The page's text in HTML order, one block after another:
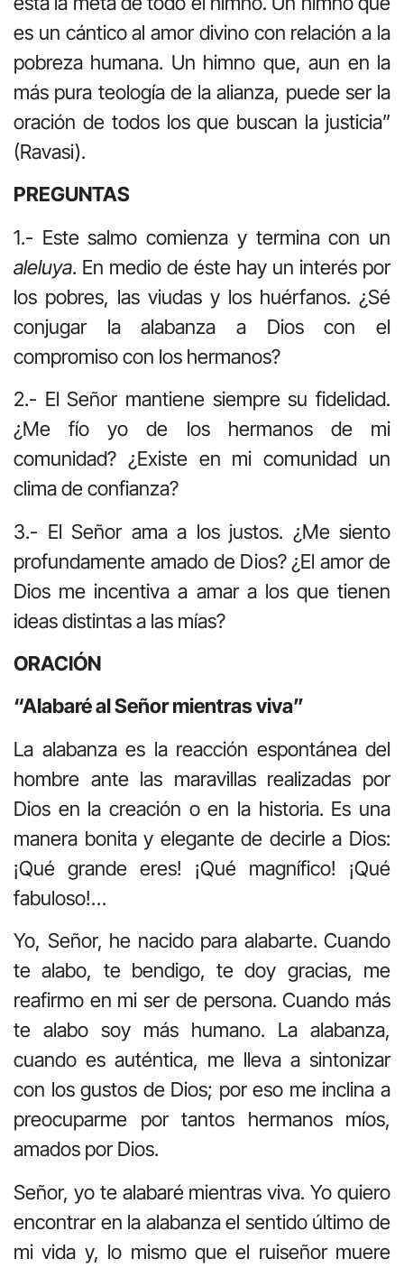
es un cántico al amor divino con relación a la
pobreza humana. Un himno que, aun en la
más pura teología de la alianza, puede ser la
oración de todos los que buscan la justicia”
(Ravasi).
PREGUNTAS
1.- Este salmo comienza y termina con un
aleluya. En medio de éste hay un interés por
los pobres, las viudas y los huérfanos. ¿Sé
conjugar la alabanza a Dios con el
compromiso con los hermanos?
2.- El Señor mantiene siempre su fidelidad.
¿Me fío yo de los hermanos de mi
comunidad? ¿Existe en mi comunidad un
clima de confianza?
3.- El Señor ama a los justos. ¿Me siento
profundamente amado de Dios? ¿El amor de
Dios me incentiva a amar a los que tienen
ideas distintas a las mías?
ORACIÓN
“Alabaré al Señor mientras viva”
La alabanza es la reacción espontánea del
hombre ante las maravillas realizadas por
Dios en la creación o en la historia. Es una
manera bonita y elegante de decirle a Dios:
¡Qué grande eres! ¡Qué magnífico! ¡Qué
fabuloso!…
Yo, Señor, he nacido para alabarte. Cuando
te alabo, te bendigo, te doy gracias, me
reafirmo en mi ser de persona. Cuando más
te alabo soy más humano. La alabanza,
cuando es auténtica, me lleva a sintonizar
con los gustos de Dios; por eso me inclina a
preocuparme por tantos hermanos míos,
amados por Dios.
Señor, yo te alabaré mientras viva. Yo quiero
encontrar en la alabanza el sentido último de
mi vida y, lo mismo que el ruiseñor muere